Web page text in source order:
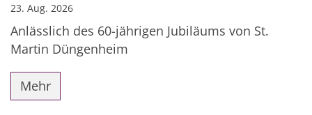
23. Aug. 2026
Anlässlich des 60-jährigen Jubiläums von St.
Martin Düngenheim
Mehr